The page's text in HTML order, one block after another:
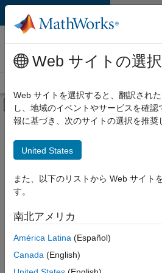
コンテンツへスキップ
MathWorks 採用
情報
オフキャンバス ナ
メインコンテンツ
絞り込み条件
IT
企業向けセールス
セールス オペレーション
ビジネス モデル チーム
選
し
Web サイトの選択
Web サイトを選択すると、翻訳され
し、地域のイベントやサービスを確
報に基づき、次のサイトの選択を推奨
United States
また、以下のリストから Web サイト
す。
南北アメリカ
América Latina (Español)
Canada (English)